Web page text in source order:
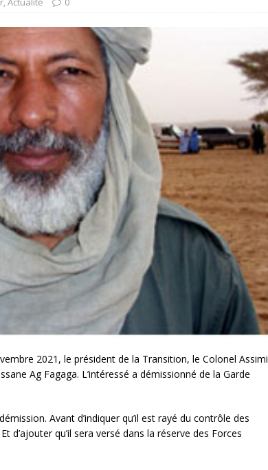
2021, le président de la Transition, le Colonel Assimi
Ag Fagaga. L’intéressé a démissionné de la Garde
Avant d’indiquer qu’il est rayé du contrôle des
qu’il sera versé dans la réserve des Forces